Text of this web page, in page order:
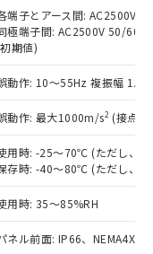
端子とアース間: AC2500V
極端子間: AC2500V 50/
期値)
動作: 10～55Hz 複振幅
動作: 最大1000m/s2 (接点
用時: -25～70℃ (ただし、氷
存時: -40～80℃ (ただし、氷
用時: 35～85%RH
ネル前面: IP66、NEMA4X,
器事業取扱
標準価格
くもので
商品もある
会結果は、
の社内デー
であり、閲
庫および標
ることをご
10物質）の
は確認中の
形物で、有
す。
部品として
場合などや
臭化ビフェニル
ニルエーテル類
エチルヘキシ
中国RoHSの
す。
中国RoHSの
ます。
部門へお問
、 Cd(カドミウ
リ臭化ビフェ
うち、外国
める商品
う）を輸出
合は、日本
役務取引許
な手続きを